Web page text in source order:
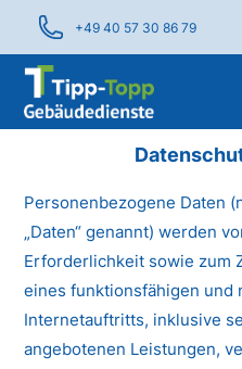
+49 40 57 30 86 79
Personenbezogene Daten
„Daten“ genannt) werden
Erforderlichkeit sowie zum
eines funktionsfähigen und
Internetauftritts, inklusive
angebotenen Leistungen,